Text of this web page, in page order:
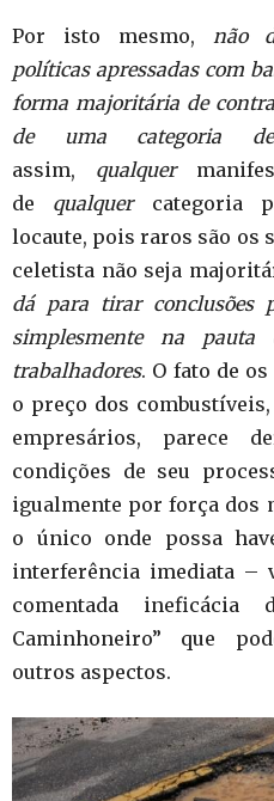
Por isto mesmo, não
políticasapressadas com
forma majoritária de
de uma categoria de
assim, qualquer
de qualquercategoria
locaute, pois raros são os
celetista não seja
dá para tirar conclusões
simplesmente na
trabalhadores. O fato de
o preço dos
empresários, parece
condições de seu
igualmente por força dos
o único onde possa
interferência imediata –
comentada
Caminhoneiro” que
outros aspectos.